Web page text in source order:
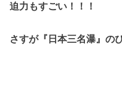
迫力もすごい！！！
さすが『日本三名瀑』の